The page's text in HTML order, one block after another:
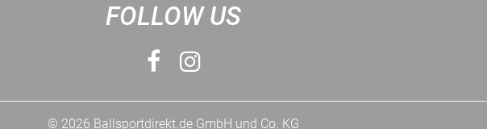
FOLLOW US
© 2026 Ballsportdirekt.de GmbH und Co. KG